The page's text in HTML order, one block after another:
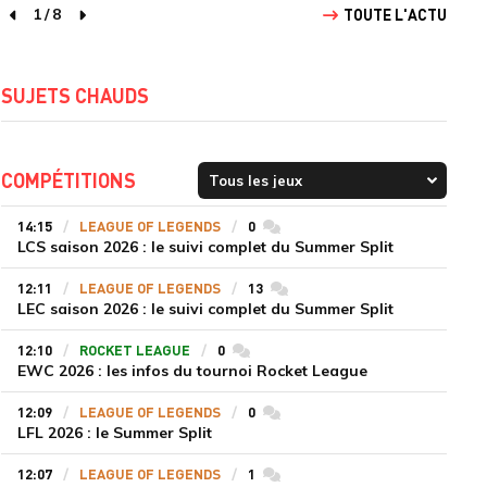
page précédente
1/8
page suivante
TOUTE L'ACTU
SUJETS CHAUDS
COMPÉTITIONS
14:15 LEAGUE OF LEGENDS 0commentaires
LCS saison 2026 : le suivi complet du Summer Split
12:11 LEAGUE OF LEGENDS 13commentaires
LEC saison 2026 : le suivi complet du Summer Split
12:10 ROCKET LEAGUE 0commentaires
EWC 2026 : les infos du tournoi Rocket League
12:09 LEAGUE OF LEGENDS 0commentaires
LFL 2026 : le Summer Split
12:07 LEAGUE OF LEGENDS 1 commentaires